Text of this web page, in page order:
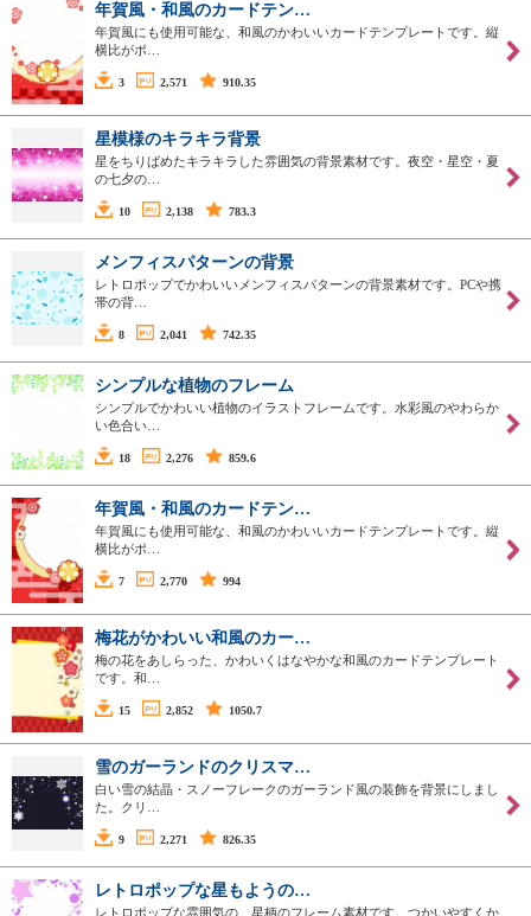
年賀風・和風のカードテン…
年賀風にも使用可能な、和風のかわいいカードテンプレートです。縦
横比がポ…
3 2,571 910.35
星模様のキラキラ背景
星をちりばめたキラキラした雰囲気の背景素材です。夜空・星空・夏
の七夕の…
10 2,138 783.3
メンフィスパターンの背景
レトロポップでかわいいメンフィスパターンの背景素材です。PCや携
帯の背…
8 2,041 742.35
シンプルな植物のフレーム
シンプルでかわいい植物のイラストフレームです。水彩風のやわらか
い色合い…
18 2,276 859.6
年賀風・和風のカードテン…
年賀風にも使用可能な、和風のかわいいカードテンプレートです。縦
横比がポ…
7 2,770 994
梅花がかわいい和風のカー…
梅の花をあしらった、かわいくはなやかな和風のカードテンプレート
です。和…
15 2,852 1050.7
雪のガーランドのクリスマ…
白い雪の結晶・スノーフレークのガーランド風の装飾を背景にしまし
た。クリ…
9 2,271 826.35
レトロポップな星もようの…
レトロポップな雰囲気の、星柄のフレーム素材です。つかいやすくか